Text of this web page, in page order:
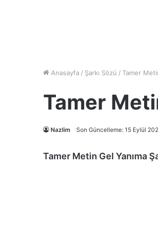
Anasayfa / Şarkı Sözü / Tamer
Tamer
Nazlim Son Güncelleme: 15 Eylül
Tamer Metin Gel Yanıma